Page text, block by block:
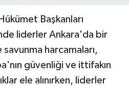
Başkanları
liderler Ankara'da bir
harcamaları,
güvenliği ve ittifakın
ele alınırken, liderler